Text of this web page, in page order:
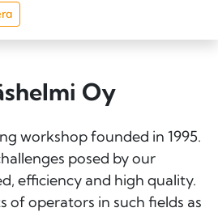
Oy
workshop founded in 1995.
posed by our
efficiency and high quality.
of operators in such fields as